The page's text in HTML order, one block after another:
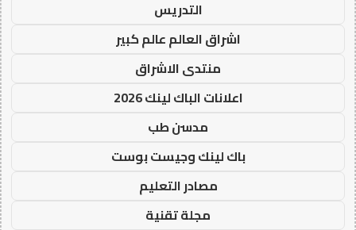
التدريس
اشراق العالم عالم كبير
منتدى الاشراق
اعلانات الباك لينك 2026
مدسن طب
باك لينك وجيست بوست
مصادر التعليم
مجلة تقنية